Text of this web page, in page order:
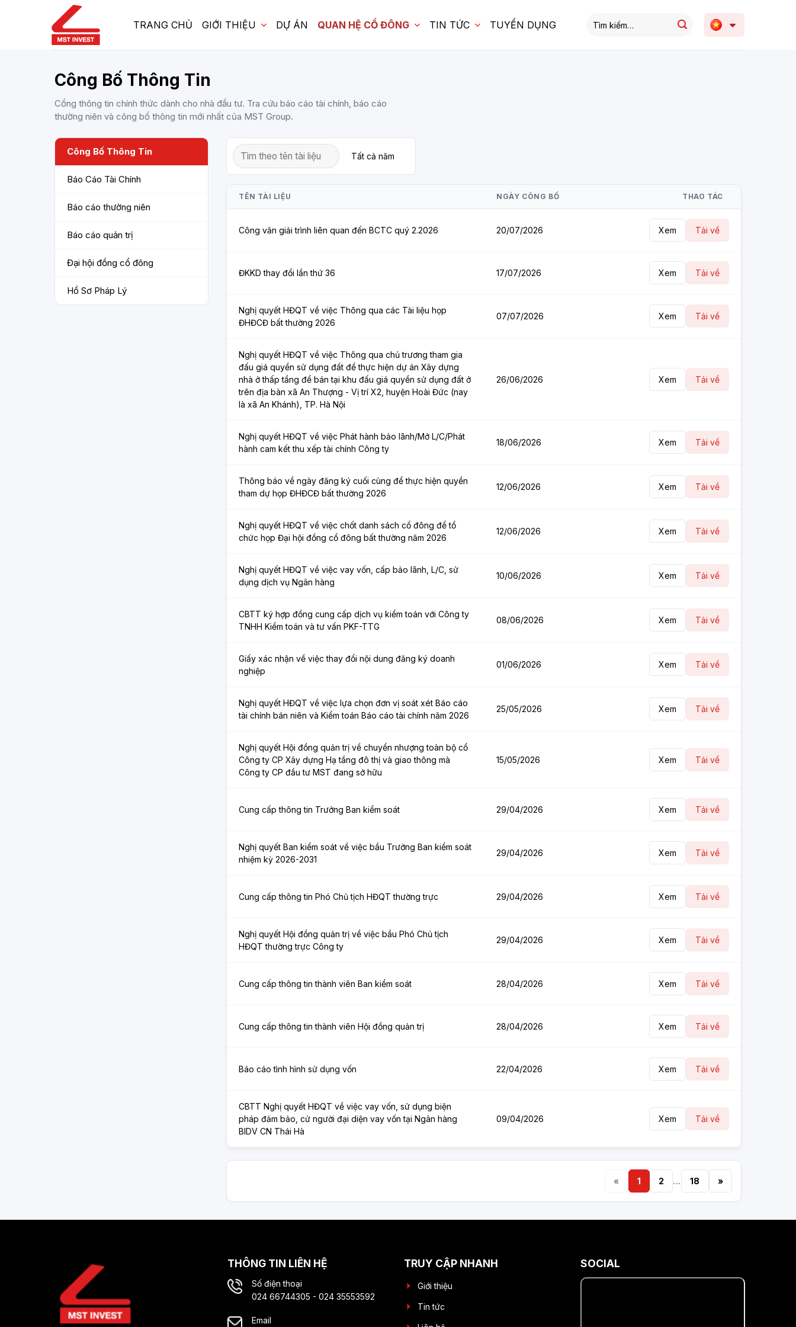
TRANG CHỦ GIỚI THIỆU DỰ ÁN QUAN HỆ CỔ ĐÔNG TIN TỨC TUYỂN DỤNG
Công Bố Thông Tin
Cổng thông tin chính thức dành cho nhà đầu tư. Tra cứu báo cáo tài chính, báo cáo
thường niên và công bố thông tin mới nhất của MST Group.
Công Bố Thông Tin
Báo Cáo Tài Chính
Báo cáo thường niên
Báo cáo quản trị
Đại hội đồng cổ đông
Hồ Sơ Pháp Lý
TÊN TÀI LIỆU NGÀY CÔNG BỐ THAO TÁC
Công văn giải trình liên quan đến BCTC quý 2.2026 20/07/2026 Xem Tải về
ĐKKD thay đổi lần thứ 36 17/07/2026 Xem Tải về
Nghị quyết HĐQT về việc Thông qua các Tài liệu họp
ĐHĐCĐ bất thường 2026
07/07/2026 Xem Tải về
Nghị quyết HĐQT về việc Thông qua chủ trương tham gia
đấu giá quyền sử dụng đất để thực hiện dự án Xây dựng
nhà ở thấp tầng để bán tại khu đấu giá quyền sử dụng đất ở
trên địa bàn xã An Thượng - Vị trí X2, huyện Hoài Đức (nay
là xã An Khánh), TP. Hà Nội
26/06/2026 Xem Tải về
Nghị quyết HĐQT về việc Phát hành bảo lãnh/Mở L/C/Phát
hành cam kết thu xếp tài chính Công ty
18/06/2026 Xem Tải về
Thông báo về ngày đăng ký cuối cùng để thực hiện quyền
tham dự họp ĐHĐCĐ bất thường 2026
12/06/2026 Xem Tải về
Nghị quyết HĐQT về việc chốt danh sách cổ đông để tổ
chức họp Đại hội đồng cổ đông bất thường năm 2026
12/06/2026 Xem Tải về
Nghị quyết HĐQT về việc vay vốn, cấp bảo lãnh, L/C, sử
dụng dịch vụ Ngân hàng
10/06/2026 Xem Tải về
CBTT ký hợp đồng cung cấp dịch vụ kiểm toán với Công ty
TNHH Kiểm toán và tư vấn PKF-TTG
08/06/2026 Xem Tải về
Giấy xác nhận về việc thay đổi nội dung đăng ký doanh
nghiệp
01/06/2026 Xem Tải về
Nghị quyết HĐQT về việc lựa chọn đơn vị soát xét Báo cáo
tài chính bán niên và Kiểm toán Báo cáo tài chính năm 2026
25/05/2026 Xem Tải về
Nghị quyết Hội đồng quản trị về chuyển nhượng toàn bộ cổ
Công ty CP Xây dựng Hạ tầng đô thị và giao thông mà
Công ty CP đầu tư MST đang sở hữu
15/05/2026 Xem Tải về
Cung cấp thông tin Trưởng Ban kiểm soát 29/04/2026 Xem Tải về
Nghị quyết Ban kiểm soát về việc bầu Trưởng Ban kiểm soát
nhiệm kỳ 2026-2031
29/04/2026 Xem Tải về
Cung cấp thông tin Phó Chủ tịch HĐQT thường trực 29/04/2026 Xem Tải về
Nghị quyết Hội đồng quản trị về việc bầu Phó Chủ tịch
HĐQT thường trực Công ty
29/04/2026 Xem Tải về
Cung cấp thông tin thành viên Ban kiểm soát 28/04/2026 Xem Tải về
Cung cấp thông tin thành viên Hội đồng quản trị 28/04/2026 Xem Tải về
Báo cáo tình hình sử dụng vốn 22/04/2026 Xem Tải về
CBTT Nghị quyết HĐQT về việc vay vốn, sử dụng biện
pháp đảm bảo, cử người đại diện vay vốn tại Ngân hàng
BIDV CN Thái Hà
09/04/2026 Xem Tải về
« 1 2 ... 18 »
THÔNG TIN LIÊN HỆ
Số điện thoại
024 66744305 - 024 35553592
Email
TRUY CẬP NHANH
Giới thiệu
Tin tức
SOCIAL